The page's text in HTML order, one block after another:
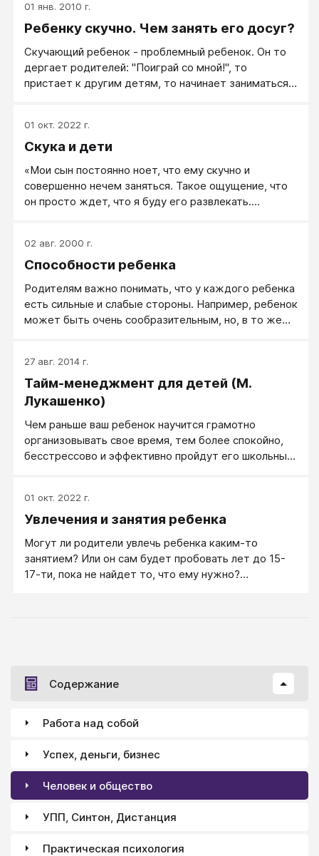
отвечать по научному точно и доступно, как бы вы
заняты ни были. Более того, нужно похвалить за
если вы будете, с пониманием относясь к незнанию
ребенка, побуждать его самостоятельно находить
ответы на вопросы в словарях, справочниках,
01 янв. 2010 г.
Ребенку скучно. Чем занять его досуг?
Скучающий ребенок - проблемный ребенок. Он то
дергает родителей: "Поиграй со мной!", то
пристает к другим детям, то начинает заниматься
решать, интересное ли дело или нет? Интересно ли
возиться в грязи, гонять голубей, сидеть за
читать, мыть полы, готовить? Насколько интересно
ходить по улицам своего города, учиться играть на
скрипке, узнавать что-то новое? Посмотрите на
вопросы будут разными.
01 окт. 2022 г.
Скука и дети
«Мои сын постоянно ноет, что ему скучно и
совершенно нечем заняться. Такое ощущение, что
он просто ждет, что я буду его развлекать.
Иногда он может просто лечь на кровать и
смотреть в потолок, а когда я спрашиваю: «Чем
отношение к времени».
02 авг. 2000 г.
Способности ребенка
Родителям важно понимать, что у каждого ребенка
есть сильные и слабые стороны. Например, ребенок
может быть очень сообразительным, но, в то же
обязанностей по дому, рискуя быть заклейменным
обычным лентяем. В это же время, напрочь
игнорируется его позитивное проявление такое как,
позиции, пусть даже и пока оно отражается в
отказе помыть дома пол или сделать домашнее
задание по английскому.
27 авг. 2014 г.
Тайм-менеджмент для детей (М.
Лукашенко)
Чем раньше ваш ребенок научится грамотно
организовывать свое время, тем более спокойно,
бесстрессово и эффективно пройдут его школьные
Марианны Лукашенко обобщает многолетний опыт
«детского» тайм-менеджмента и дает технологии,
с детьми весь инструментарий организации
времени, наведения порядка, поддержания
дисциплины, постановки и достижения целей.
01 окт. 2022 г.
Увлечения и занятия ребенка
Могут ли родители увлечь ребенка каким-то
занятием? Или он сам будет пробовать лет до 15-
17-ти, пока не найдет то, что ему нужно?
Содержание
Работа над собой
Успех, деньги, бизнес
Человек и общество
УПП, Синтон, Дистанция
Практическая психология